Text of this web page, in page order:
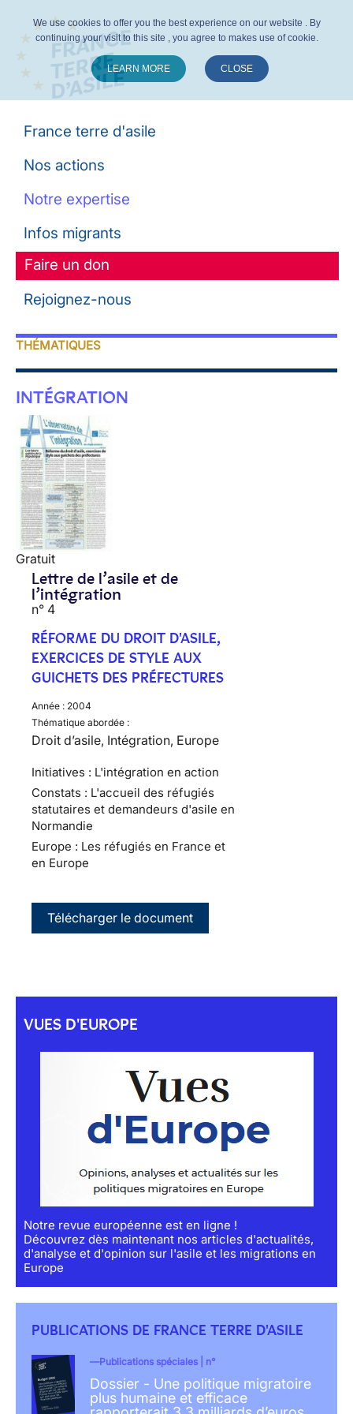
France terre d'asile
Nos actions
Notre expertise
Infos migrants
Faire un don
Rejoignez-nous
THÉMATIQUES
INTÉGRATION
Gratuit
Lettre de l’asile et de
l’intégration
n° 4
RÉFORME DU DROIT D'ASILE,
EXERCICES DE STYLE AUX
GUICHETS DES PRÉFECTURES
Année : 2004
Thématique abordée :
Droit d’asile, Intégration, Europe
Initiatives : L'intégration en action
Constats : L'accueil des réfugiés
statutaires et demandeurs d'asile en
Normandie
Europe : Les réfugiés en France et
en Europe
Télécharger le document
VUES D'EUROPE
Notre revue européenne est en ligne !
Découvrez dès maintenant nos articles d'actualités,
d'analyse et d'opinion sur l'asile et les migrations en
Europe
PUBLICATIONS DE FRANCE TERRE D'ASILE
Publications spéciales | n°
Dossier - Une politique migratoire
plus humaine et efficace
We use cookies to offer you the best experience on our website . By
continuing your visit to this site , you agree to makes use of cookie.
LEARN MORE CLOSE